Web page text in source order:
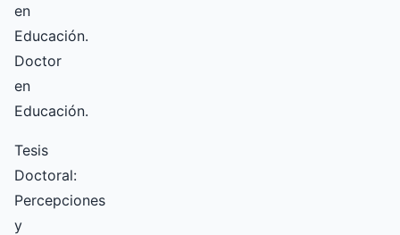
en
Educación.
Doctor
en
Educación.
Tesis
Doctoral:
Percepciones
y